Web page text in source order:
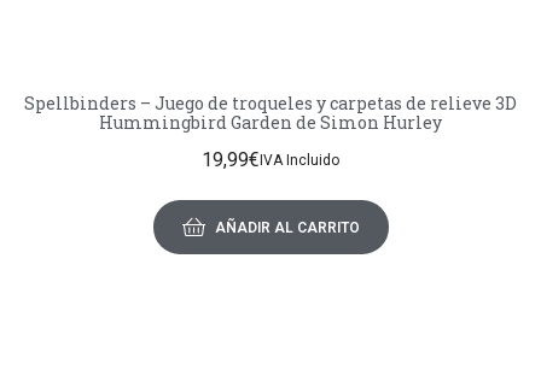
Spellbinders – Juego de troqueles y carpetas de relieve 3D
Hummingbird Garden de Simon Hurley
19,99€IVA Incluido
AÑADIR AL CARRITO